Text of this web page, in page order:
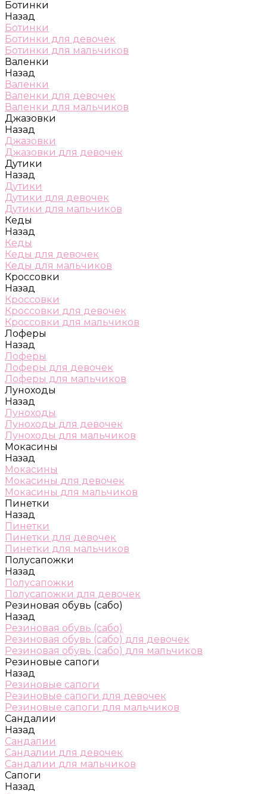
Ботинки
Назад
Ботинки
Ботинки для девочек
Ботинки для мальчиков
Валенки
Назад
Валенки
Валенки для девочек
Валенки для мальчиков
Джазовки
Назад
Джазовки
Джазовки для девочек
Дутики
Назад
Дутики
Дутики для девочек
Дутики для мальчиков
Кеды
Назад
Кеды
Кеды для девочек
Кеды для мальчиков
Кроссовки
Назад
Кроссовки
Кроссовки для девочек
Кроссовки для мальчиков
Лоферы
Назад
Лоферы
Лоферы для девочек
Лоферы для мальчиков
Луноходы
Назад
Луноходы
Луноходы для девочек
Луноходы для мальчиков
Мокасины
Назад
Мокасины
Мокасины для девочек
Мокасины для мальчиков
Пинетки
Назад
Пинетки
Пинетки для девочек
Пинетки для мальчиков
Полусапожки
Назад
Полусапожки
Полусапожки для девочек
Резиновая обувь (сабо)
Назад
Резиновая обувь (сабо)
Резиновая обувь (сабо) для девочек
Резиновая обувь (сабо) для мальчиков
Резиновые сапоги
Назад
Резиновые сапоги
Резиновые сапоги для девочек
Резиновые сапоги для мальчиков
Сандалии
Назад
Сандалии
Сандалии для девочек
Сандалии для мальчиков
Сапоги
Назад